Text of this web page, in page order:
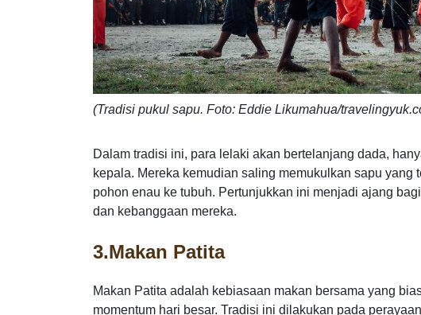
(Tradisi pukul sapu. Foto: Eddie Likumahua/
Dalam tradisi ini, para lelaki akan bertelanjang dada,
kepala. Mereka kemudian saling memukulkan sapu yang
pohon enau ke tubuh. Pertunjukkan ini menjadi ajang
dan kebanggaan mereka.
3.Makan Patita
Makan Patita adalah kebiasaan makan bersama yang
momentum hari besar. Tradisi ini dilakukan pada